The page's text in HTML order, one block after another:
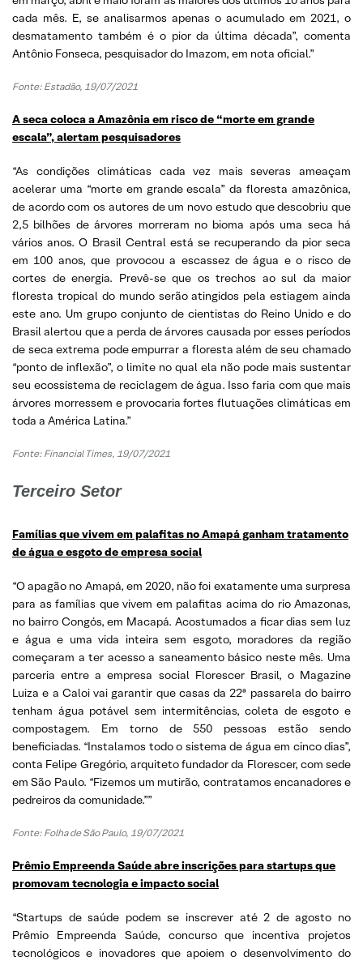
cada mês. E, se analisarmos apenas o acumulado em 2021, o
desmatamento também é o pior da última década”, comenta
Antônio Fonseca, pesquisador do Imazom, em nota oficial.”
Fonte: Estadão, 19/07/2021
A seca coloca a Amazônia em risco de “morte em grande
escala”, alertam pesquisadores
“As condições climáticas cada vez mais severas ameaçam
acelerar uma “morte em grande escala” da floresta amazônica,
de acordo com os autores de um novo estudo que descobriu que
2,5 bilhões de árvores morreram no bioma após uma seca há
vários anos. O Brasil Central está se recuperando da pior seca
em 100 anos, que provocou a escassez de água e o risco de
cortes de energia. Prevê-se que os trechos ao sul da maior
floresta tropical do mundo serão atingidos pela estiagem ainda
este ano. Um grupo conjunto de cientistas do Reino Unido e do
Brasil alertou que a perda de árvores causada por esses períodos
de seca extrema pode empurrar a floresta além de seu chamado
“ponto de inflexão”, o limite no qual ela não pode mais sustentar
seu ecossistema de reciclagem de água. Isso faria com que mais
árvores morressem e provocaria fortes flutuações climáticas em
toda a América Latina.”
Fonte: Financial Times, 19/07/2021
Terceiro Setor
Famílias que vivem em palafitas no Amapá ganham tratamento
de água e esgoto de empresa social
“O apagão no Amapá, em 2020, não foi exatamente uma surpresa
para as famílias que vivem em palafitas acima do rio Amazonas,
no bairro Congós, em Macapá. Acostumados a ficar dias sem luz
e água e uma vida inteira sem esgoto, moradores da região
começaram a ter acesso a saneamento básico neste mês. Uma
parceria entre a empresa social Florescer Brasil, o Magazine
Luiza e a Caloi vai garantir que casas da 22ª passarela do bairro
tenham água potável sem intermitências, coleta de esgoto e
compostagem. Em torno de 550 pessoas estão sendo
beneficiadas. “Instalamos todo o sistema de água em cinco dias”,
conta Felipe Gregório, arquiteto fundador da Florescer, com sede
em São Paulo. “Fizemos um mutirão, contratamos encanadores e
pedreiros da comunidade.””
Fonte: Folha de São Paulo, 19/07/2021
Prêmio Empreenda Saúde abre inscrições para startups que
promovam tecnologia e impacto social
“Startups de saúde podem se inscrever até 2 de agosto no
Prêmio Empreenda Saúde, concurso que incentiva projetos
tecnológicos e inovadores que apoiem o desenvolvimento do